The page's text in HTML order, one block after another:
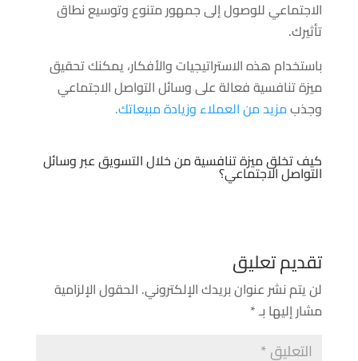
الاجتماعي للوصول إلى جمهور متنوع وتوسيع نطاق
تأثيرك.
باستخدام هذه الاستراتيجيات والأفكار، يمكنك تحقيق
ميزة تنافسية فعالة على وسائل التواصل الاجتماعي
وجذبمزيد من العملاء وزيادة مبيعاتك.
كيف تخلق ميزة تنافسية من خلال التسويق عبر وسائل
التواصل الاجتماعي؟
تقديم تعليق
لن يتم نشر عنوان بريدك الإلكتروني. الحقول الإلزامية
مشار إليها بـ*